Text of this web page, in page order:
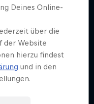
Deines Online-
über die
der Website
hierzu findest
und in den